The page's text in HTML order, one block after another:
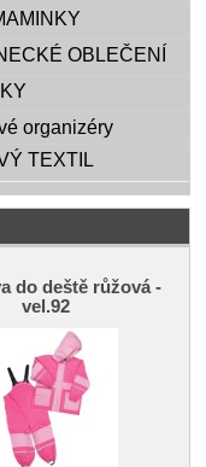
OBLEČENÍ
organizéry
TEXTIL
do deště růžová -
vel.92